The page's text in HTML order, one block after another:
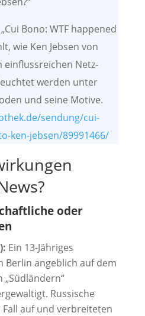
Bono: WTF happened
wie Ken Jebsen von
Netz-
werden unter
und seine Motive.
sendung/cui-
ken-jebsen/89991466/
oder
Ein 13-Jähriges
Berlin angeblich auf dem
„Südländern“
Russische
auf und verbreiteten